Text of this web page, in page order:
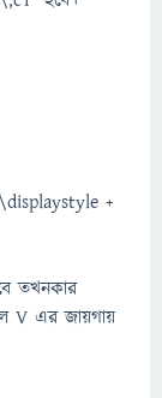
+
তখনকার
V এর জায়গায়